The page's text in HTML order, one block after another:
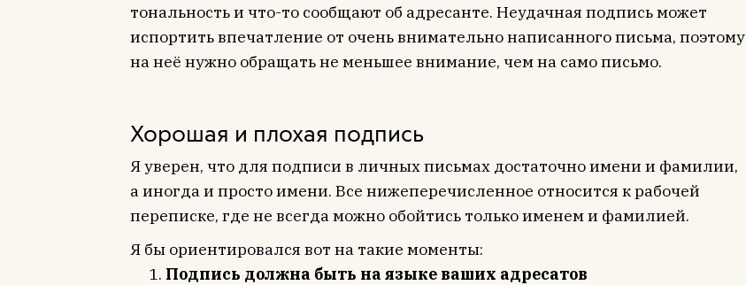
тональность и что-то сообщают об адресанте. Неудачная подпись может
испортить впечатление от очень внимательно написанного письма, поэтому
на неё нужно обращать не меньшее внимание, чем на само письмо.
Хорошая и плохая подпись
Я уверен, что для подписи в личных письмах достаточно имени и фамилии,
а иногда и просто имени. Все нижеперечисленное относится к рабочей
переписке, где не всегда можно обойтись только именем и фамилией.
Я бы ориентировался вот на такие моменты:
Подпись должна быть на языке ваших адресатов